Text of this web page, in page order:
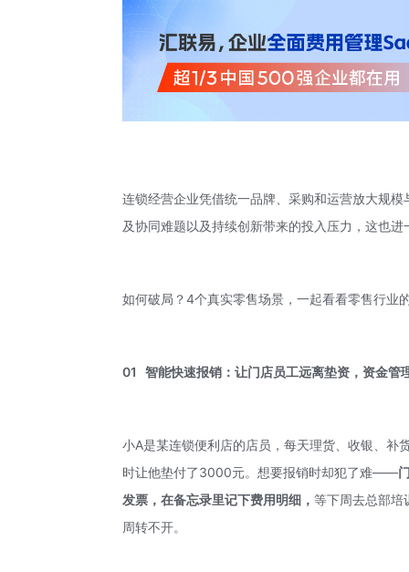
连锁经营企业凭借统一品牌、采购和运营放大规
及协同难题以及持续创新带来的投入压力，这也
如何破局？4个真实零售场景，一起看看零售行业
01智能快速报销：让门店员工远离垫资，资金管
小A是某连锁便利店的店员，每天理货、收银、补
时让他垫付了3000元。想要报销时却犯了难——
发票，在备忘录里记下费用明细 ，等下周去总部培
周转不开。